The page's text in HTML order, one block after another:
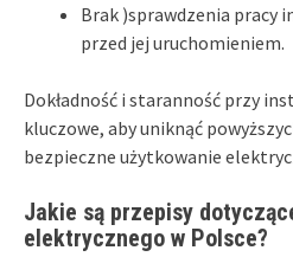
Brak )sprawdzenia pracy
przed jej uruchomieniem.
Dokładność i staranność przy
kluczowe, aby uniknąć
bezpieczne użytkowanie
Jakie są przepisy
elektrycznego w Polsce?